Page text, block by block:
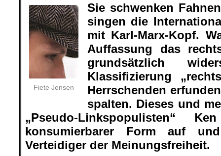
Fiete Jensen
Sie schwenken
singen die
mit Karl-Marx-Kopf.
Auffassung das
grundsätzlich
Klassifizierung
Herrschenden
spalten. Dieses und
„Pseudo-Linkspopulisten“
konsumierbarer Form auf
Verteidiger der Meinungsfreiheit.